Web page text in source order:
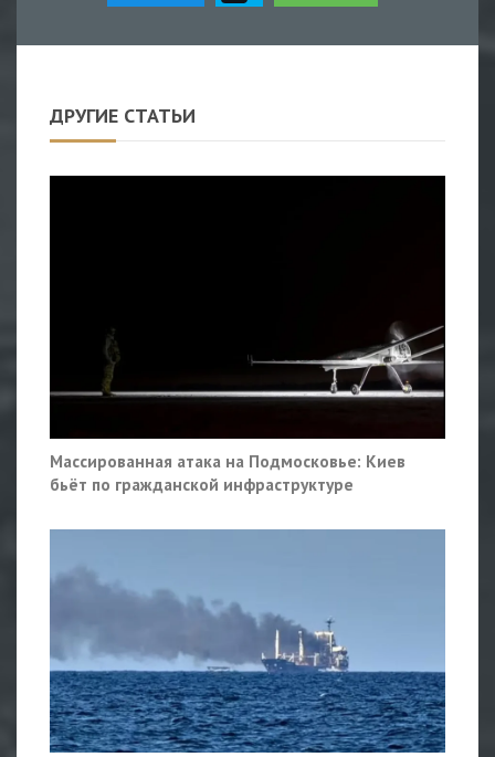
ДРУГИЕ СТАТЬИ
Массированная атака на Подмосковье: Киев
бьёт по гражданской инфраструктуре